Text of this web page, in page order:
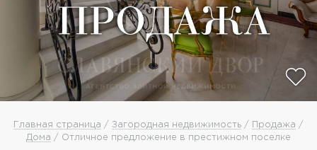
Главная страница / Загородная недвижимость / Продажа /
Дома / Отличное предложение в престижном поселке